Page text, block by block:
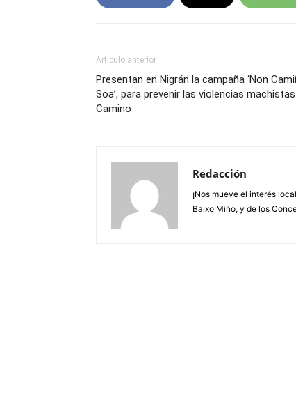
Artículo anterior
Presentan en Nigrán la campaña ‘Non
Soa’, para prevenir las violencias
Camino
Redacción
¡Nos mueve el interés
Baixo Miño, y de los